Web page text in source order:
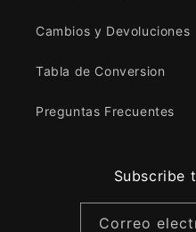
Cambios y Devoluciones
Tabla de Conversion
Preguntas Frecuentes
Subscribe
Correo